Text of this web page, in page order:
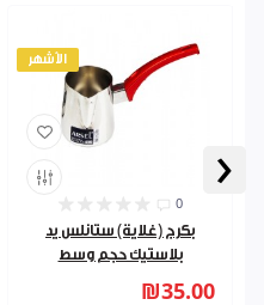
‹
الأشهر
0
بكرج (غلاية) ستانلس يد
بلاستيك حجم وسط
₪35.00